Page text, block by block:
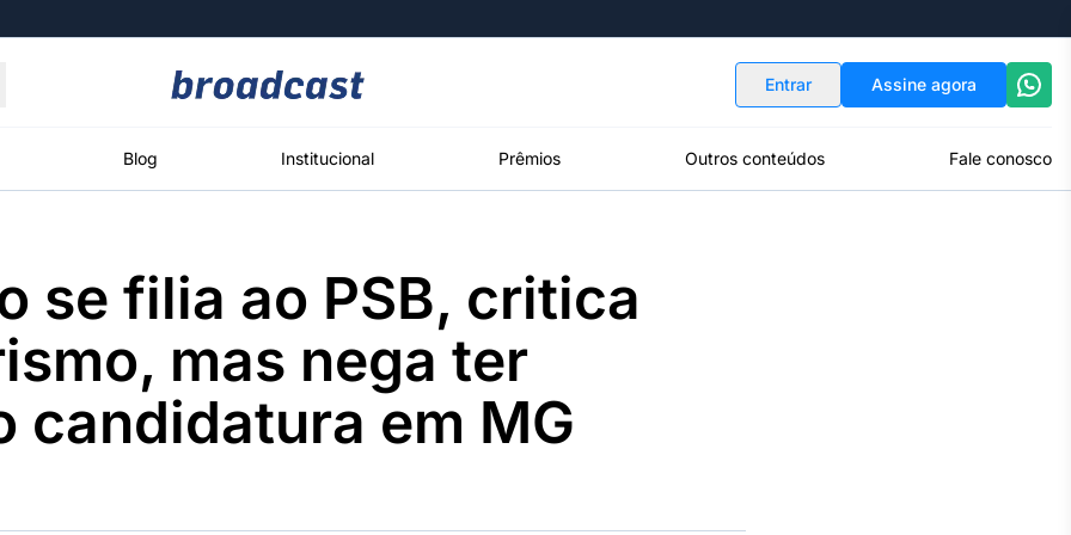
Entrar Assine agora
Blog Institucional Prêmios Outros conteúdos Fale conosco
Político
Os bastidores da
política em
tempo real
Energia
O setor de
energia elétrica
no Brasil
White Label
Plataforma para
conteúdos
personalizados
se filia ao PSB, critica
mas nega ter
candidatura em MG